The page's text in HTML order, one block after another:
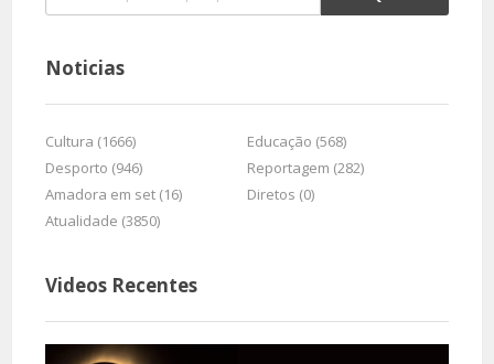
Noticias
Cultura (1666)
Educação (568)
Desporto (946)
Reportagem (282)
Amadora em set (16)
Diretos (0)
Atualidade (3850)
Videos Recentes